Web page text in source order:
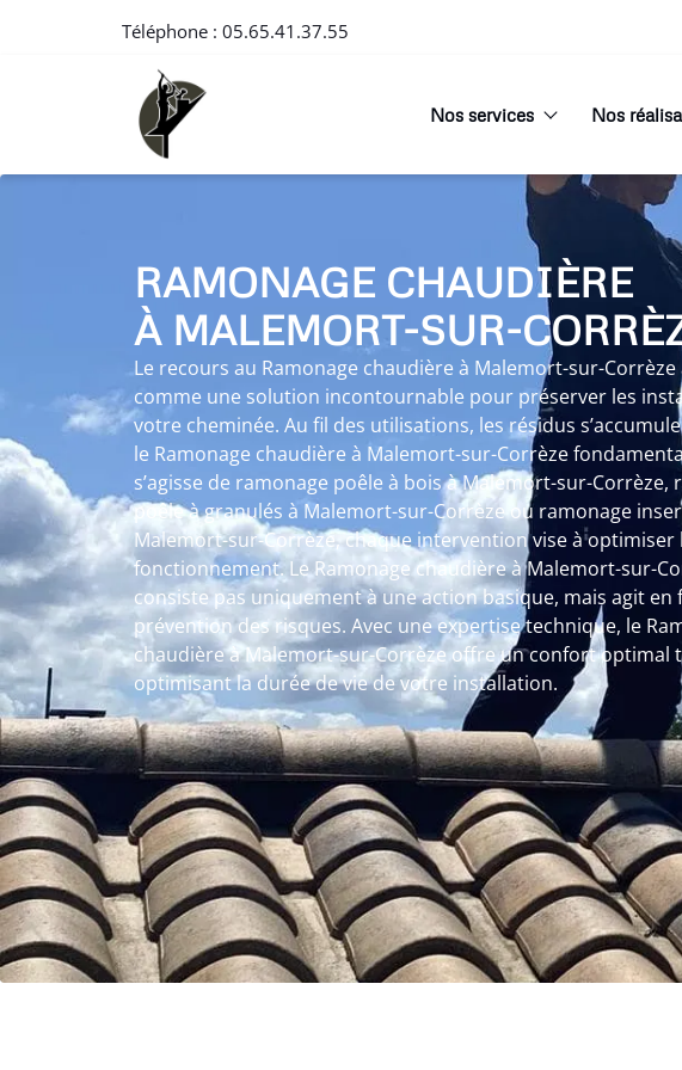
Téléphone : 05.65.41.37.55
Nos services Nos
RAMONAGE CHAUDIÈRE
À MALEMORT-SUR-
Le recours au Ramonage chaudière à Malemort-sur-
comme une solution incontournable pour préserver les
votre cheminée. Au fil des utilisations, les résidus
le Ramonage chaudière à Malemort-sur-Corrèze
s’agisse de ramonage poêle à bois à Malemort-sur-Corrèze,
poêle à granulés à Malemort-sur-Corrèze ou ramonage
Malemort-sur-Corrèze, chaque intervention vise à optimiser
fonctionnement. Le Ramonage chaudière à Malemort-sur-
consiste pas uniquement à une action basique, mais agit en
prévention des risques. Avec une expertise technique, le
chaudière à Malemort-sur-Corrèze offre un confort optimal
optimisant la durée de vie de votre installation.